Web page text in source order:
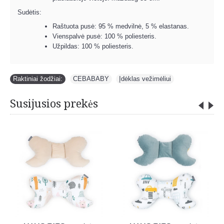
Sudėtis:
Raštuota pusė: 95 % medvilnė, 5 % elastanas.
Vienspalvė pusė: 100 % poliesteris.
Užpildas: 100 % poliesteris.
Raktiniai žodžiai: CEBABABY Įdėklas vežimėliui
Susijusios prekės